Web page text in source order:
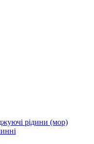
рідини (мор)